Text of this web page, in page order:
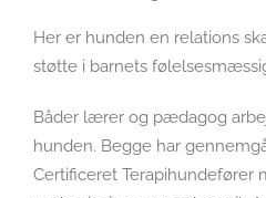
Her er hunden en relations
støtte i barnets
Båder lærer og pædagog
hunden. Begge har
Certificeret Terapihundefører